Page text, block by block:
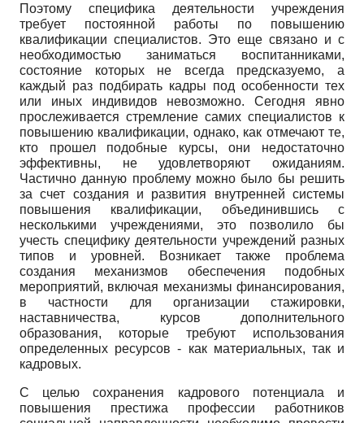
Поэтому специфика деятельности учреждения
требует постоянной работы по повышению
квалификации специалистов. Это еще связано и с
необходимостью заниматься воспитанниками,
состояние которых не всегда предсказуемо, а
каждый раз подбирать кадры под особенности тех
или иных индивидов невозможно. Сегодня явно
прослеживается стремление самих специалистов к
повышению квалификации, однако, как отмечают те,
кто прошел подобные курсы, они недостаточно
эффективны, не удовлетворяют ожиданиям.
Частично данную проблему можно было бы решить
за счет создания и развития внутренней системы
повышения квалификации, объединившись с
несколькими учреждениями, это позволило бы
учесть специфику деятельности учреждений разных
типов и уровней. Возникает также проблема
создания механизмов обеспечения подобных
мероприятий, включая механизмы финансирования,
в частности для организации стажировки,
наставничества, курсов дополнительного
образования, которые требуют использования
определенных ресурсов - как материальных, так и
кадровых.
С целью сохранения кадрового потенциала и
повышения престижа профессии работников